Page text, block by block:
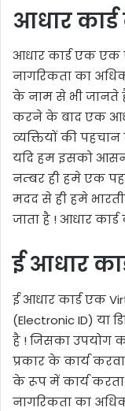
आधार कार्ड
आधार कार्ड एक एक
नागरिकता का
के नाम से भी जानते है
करने के बाद एक
व्यक्तियों की पहचान
यदि हम इसको आसन
नम्बर ही हमे एक
मदद से ही हमे
जाता है ! आधार
ई आधार
ई आधार कार्ड एक
(Electronic ID) या
है ! जिसका उपयोग
प्रकार के कार्य
के रूप में कार्य करता
नागरिकता का